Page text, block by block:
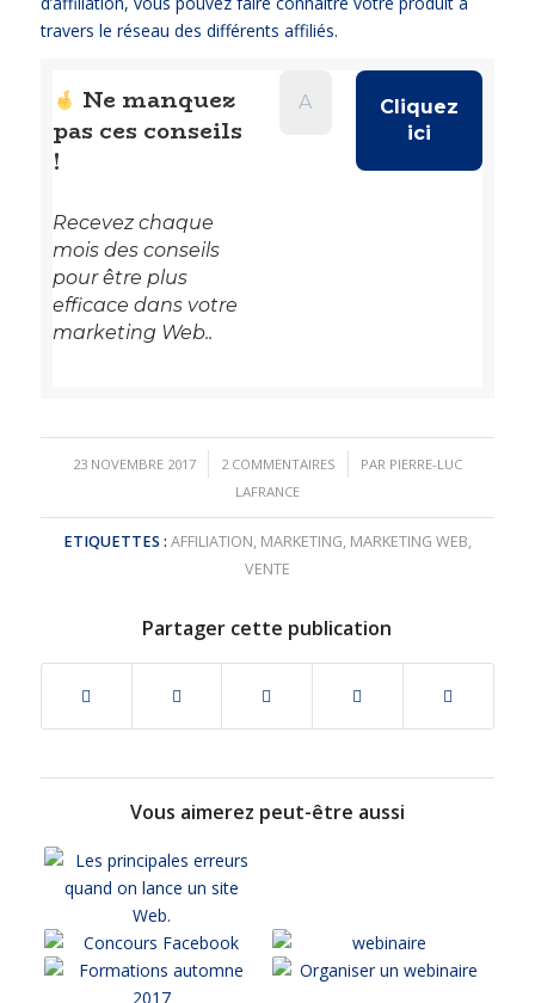
travers le réseau des différents affiliés.
Ne manquez
pas ces conseils
!
Recevez chaque
mois des conseils
pour être plus
efficace dans votre
marketing Web..
23 NOVEMBRE 2017
/ 2 COMMENTAIRES
/ PAR PIERRE-LUC
LAFRANCE
ETIQUETTES : AFFILIATION, MARKETING, MARKETING WEB,
VENTE
Partager cette publication
Vous aimerez peut-être aussi